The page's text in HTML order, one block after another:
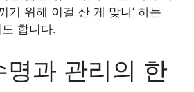
기 위해 이걸 산 게 맞나’ 하는
합니다.
명과 관리의 한